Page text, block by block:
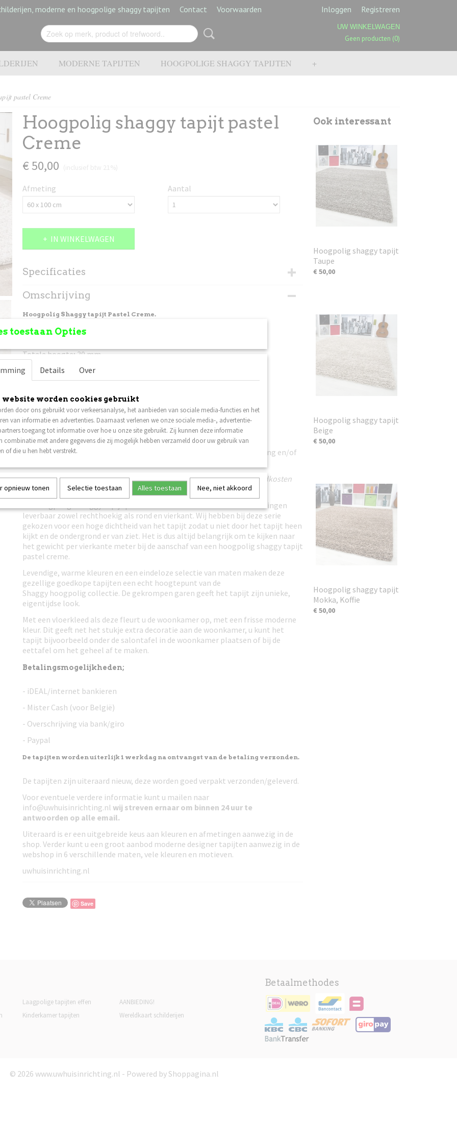
moderne en hoogpolige shaggy tapijten Contact Voorwaarden Inloggen Registreren
UW WINKELWAGEN
Geen producten (0)
MODERNE TAPIJTEN HOOGPOLIGE SHAGGY TAPIJTEN +
pastel Creme
Hoogpolig shaggy tapijt pastel
Creme
€ 50,00
Afmeting Aantal
IN WINKELWAGEN
Specificaties
Productcode
Omschrijving
Hoogpolig Shaggy tapijt Pastel Creme.
Materiaal; 100% Polypropyleen.
Totale hoogte; 30 mm.
Gewicht; 2350 gr/m2
Permanent antistatisch.
Kleurecht.
Vlam vertragend.
Prijs is incl. verzendkosten
, het pakket is verzekerd tegen beschadiging en/of
Verzenden naar België is ook mogelijk, er worden ook hier geen verzendkosten
voor berekend (andere Europese landen op aanvraag).
Dit hoogpolige shaggy tapijt pastel creme is in 11 verschillende afmetingen
leverbaar zowel rechthoekig als rond en vierkant. Wij hebben bij deze serie
gekozen voor een hoge dichtheid van het tapijt zodat u niet door het tapijt heen
kijkt en de ondergrond er van ziet. Het is dus altijd belangrijk om te kijken naar
het gewicht per vierkante meter bij de aanschaf van een hoogpolig shaggy tapijt
pastel creme.
Levendige, warme kleuren en een eindeloze selectie van maten maken deze
gezellige goedkope tapijten een echt hoogtepunt van de
Shaggy hoogpolig collectie. De gekrompen garen geeft het tapijt zijn unieke,
eigentijdse look.
Met een vloerkleed als deze fleurt u de woonkamer op, met een frisse moderne
kleur. Dit geeft net het stukje extra decoratie aan de woonkamer, u kunt het
tapijt bijvoorbeeld onder de salontafel in de woonkamer plaatsen of bij de
eettafel om het geheel af te maken.
Betalingsmogelijkheden;
- iDEAL/internet bankieren
- Mister Cash (voor België)
- Overschrijving via bank/giro
- Paypal
De tapijten worden uiterlijk 1 werkdag na ontvangst van de betaling verzonden.
De tapijten zijn uiteraard nieuw, deze worden goed verpakt verzonden/geleverd.
Voor eventuele verdere informatie kunt u mailen naar
info@uwhuisinrichting.nl wij streven ernaar om binnen 24 uur te
antwoorden op alle email.
Uiteraard is er een uitgebreide keus aan kleuren en afmetingen aanwezig in de
shop. Verder kunt u een groot aanbod moderne designer tapijten aanwezig in de
webshop in 6 verschillende maten, vele kleuren en motieven.
uwhuisinrichting.nl
Save
Ook interessant
Hoogpolig shaggy tapijt
Taupe
€ 50,00
Hoogpolig shaggy tapijt
Beige
€ 50,00
Hoogpolig shaggy tapijt
Mokka, Koffie
€ 50,00
Laagpolige tapijten effen
Kinderkamer tapijten
AANBIEDING!
Wereldkaart schilderijen
Betaalmethodes
© 2026 www.uwhuisinrichting.nl - Powered by Shoppagina.nl
toestaan Opties
Details Over
website worden cookies gebruikt
door ons gebruikt voor verkeersanalyse, het aanbieden van sociale media-functies en het
van informatie en advertenties. Daarnaast verlenen we onze sociale media-, advertentie-
toegang tot informatie over hoe u onze site gebruikt. Zij kunnen deze informatie
combinatie met andere gegevens die zij mogelijk hebben verzameld door uw gebruik van
of die u hen hebt verstrekt.
opnieuw tonen Selectie toestaan Alles toestaan Nee, niet akkoord